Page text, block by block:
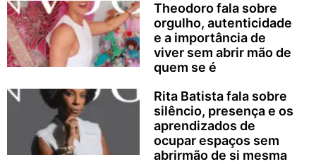
Theodoro fala sobre
orgulho, autenticidade
e a importância de
viver sem abrir mão de
quem se é
Rita Batista fala sobre
silêncio, presença e os
aprendizados de
ocupar espaços sem
abrirmão de si mesma